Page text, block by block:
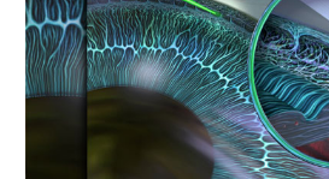
ΤΜΗΜΑ ΕΚΠΑΙΔΕΥΣΗΣ & ΕΡΕΥΝΑΣ
ΠΑΘΗΣΕΙΣ
ΣΥΓΧΡΟΝΟΣ ΕΞΟΠΛΙΣΜΟΣ